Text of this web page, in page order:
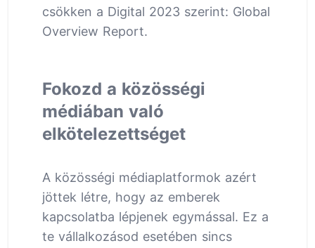
csökken a Digital 2023 szerint: Global
Overview Report.
Fokozd a közösségi
médiában való
elkötelezettséget
A közösségi médiaplatformok azért
jöttek létre, hogy az emberek
kapcsolatba lépjenek egymással. Ez a
te vállalkozásod esetében sincs